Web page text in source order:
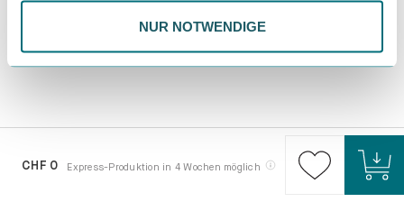
NUR NOTWENDIGE
CHF 0 Express-Produktion in 4 Wochen möglich